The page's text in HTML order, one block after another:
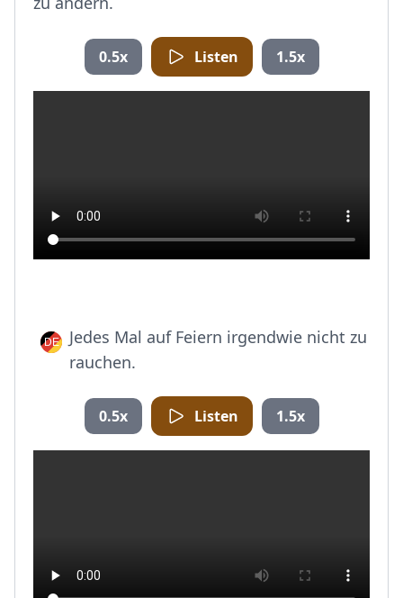
0.5x Listen 1.5x
Jedes Mal auf Feiern irgendwie nicht zu
rauchen.
0.5x Listen 1.5x